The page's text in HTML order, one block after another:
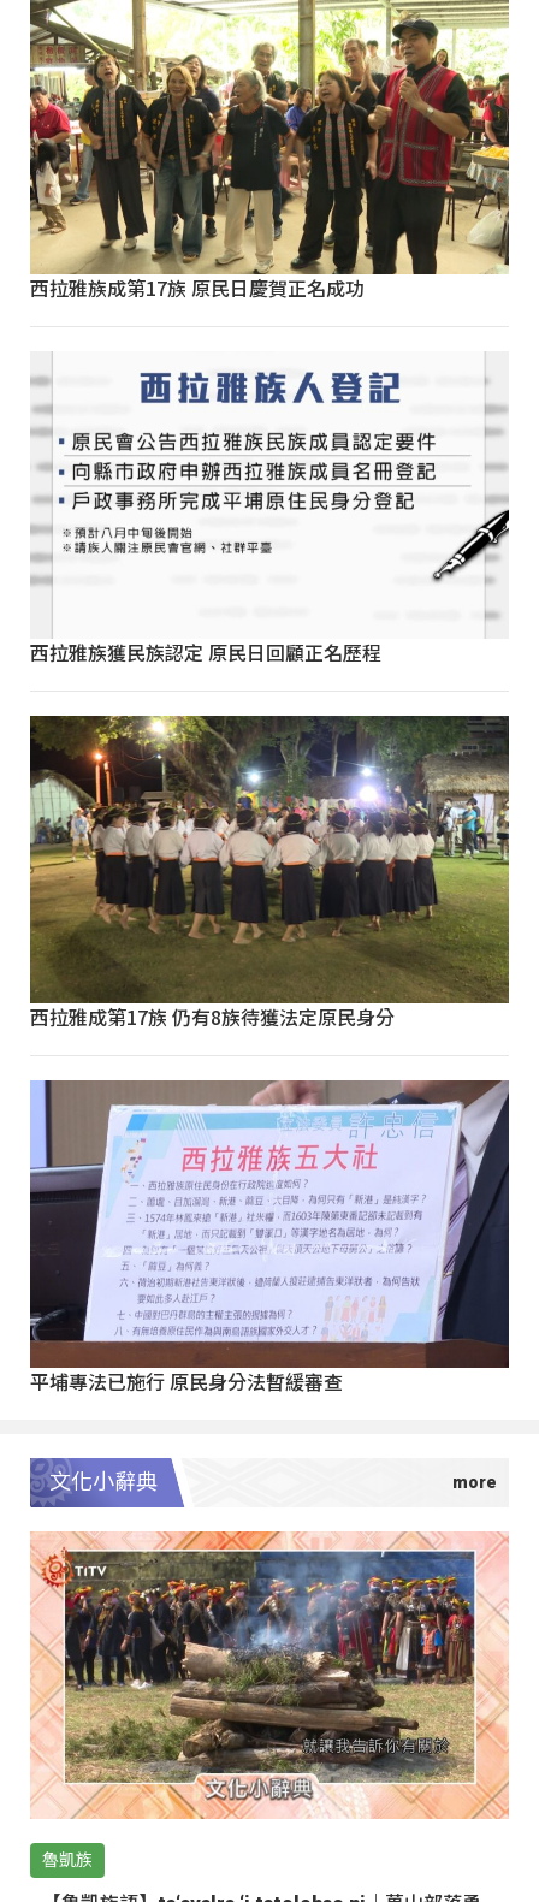
西拉雅族成第17族 原民日慶賀正名成功
西拉雅族獲民族認定 原民日回顧正名歷程
西拉雅成第17族 仍有8族待獲法定原民身分
平埔專法已施行 原民身分法暫緩審查
文化小辭典
魯凱族